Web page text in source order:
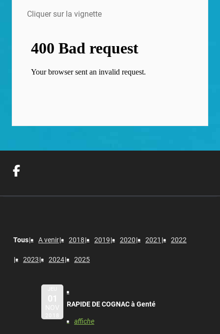
Cliquer sur la vignette
Tous A venir 2018 2019 2020 2021 2022
2023 2024 2025
JEU
01
NOV
2018
RAPIDE DE COGNAC à Genté
affiche